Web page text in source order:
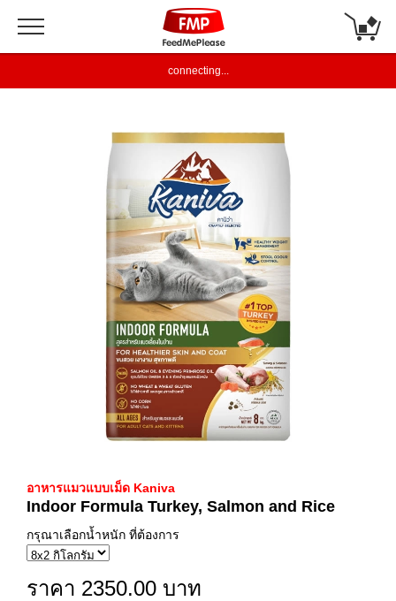
connecting...
อาหารแมวแบบเม็ด Kaniva
Indoor Formula Turkey, Salmon and Rice
กรุณาเลือกน้ำหนัก ที่ต้องการ
ราคา 2350.00 บาท